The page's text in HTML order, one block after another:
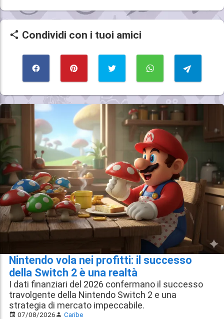
Condividi con i tuoi amici
Nintendo vola nei profitti: il successo
della Switch 2 è una realtà
I dati finanziari del 2026 confermano il successo
travolgente della Nintendo Switch 2 e una
strategia di mercato impeccabile.
07/08/2026 Caribe